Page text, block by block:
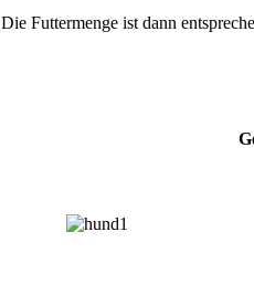
Die Futtermenge ist dann